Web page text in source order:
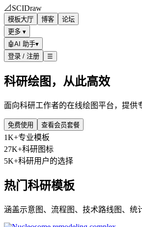
📐 SCIDraw
模板大厅 博客
论坛
更多 ▾
🤖AI 助手▾
登录 / 注册
☰
科研绘图，从此高效
面向科研工作者的在线绘图平台，提供
免费使用 查看会员套餐
1K+专业模板
27K+科研图标
5K+科研用户的选择
热门科研模板
涵盖示意图、流程图、技术路线图、统